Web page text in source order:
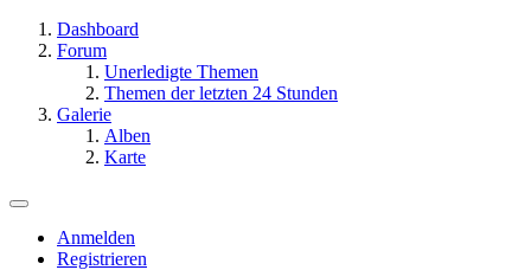
Dashboard
Forum
Unerledigte Themen
Themen der letzten 24 Stunden
Galerie
Alben
Karte
Anmelden
Registrieren